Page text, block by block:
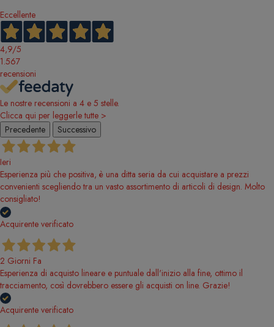
Eccellente
4,9/5
1.567
recensioni
Le nostre recensioni a 4 e 5 stelle.
Clicca qui per leggerle tutte >
Precedente
Successivo
Ieri
Esperienza più che positiva, è una ditta seria da cui acquistare a prezzi
convenienti scegliendo tra un vasto assortimento di articoli di design. Molto
consigliato!
Acquirente verificato
2 Giorni Fa
Esperienza di acquisto lineare e puntuale dall'inizio alla fine, ottimo il
tracciamento, così dovrebbero essere gli acquisti on line. Grazie!
Acquirente verificato